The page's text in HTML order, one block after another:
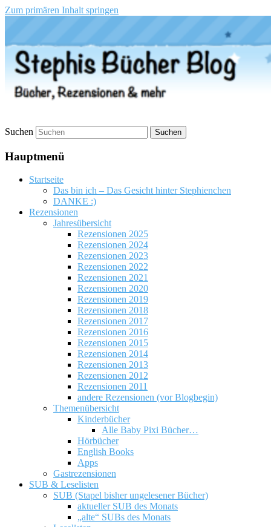
Zum primären Inhalt springen
Stephis Bücher Blog
Suchen
Hauptmenü
Startseite
Das bin ich – Das Gesicht hinter Stephienchen
DANKE :)
Rezensionen
Jahresübersicht
Rezensionen 2025
Rezensionen 2024
Rezensionen 2023
Rezensionen 2022
Rezensionen 2021
Rezensionen 2020
Rezensionen 2019
Rezensionen 2018
Rezensionen 2017
Rezensionen 2016
Rezensionen 2015
Rezensionen 2014
Rezensionen 2013
Rezensionen 2012
Rezensionen 2011
andere Rezensionen (vor Blogbegin)
Themenübersicht
Kinderbücher
Alle Baby Pixi Bücher…
Hörbücher
English Books
Apps
Gastrezensionen
SUB & Leselisten
SUB (Stapel bisher ungelesener Bücher)
aktueller SUB des Monats
„alte“ SUBs des Monats